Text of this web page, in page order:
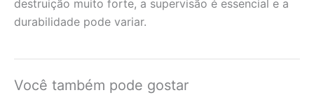
destruição muito forte, a supervisão é essencial e a
durabilidade pode variar.
Você também pode gostar